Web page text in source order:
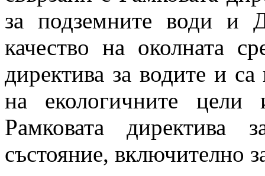
за подземните води и
качество на околната
директива за водите и
на екологичните цели
Рамковата директива
състояние, включително